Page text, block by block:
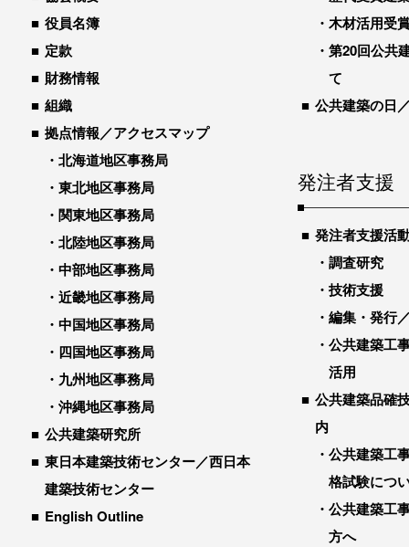
役員名簿
定款
財務情報
組織
拠点情報／アクセスマップ
北海道地区事務局
東北地区事務局
関東地区事務局
北陸地区事務局
中部地区事務局
近畿地区事務局
中国地区事務局
四国地区事務局
九州地区事務局
沖縄地区事務局
公共建築研究所
東日本建築技術センター／西日本
建築技術センター
English Outline
木材活用受
第20回公共
て
公共建築の日
発注者支援
発注者支援活
調査研究
技術支援
編集・発行
公共建築工
活用
公共建築品確
内
公共建築工
格試験につ
公共建築工
方へ